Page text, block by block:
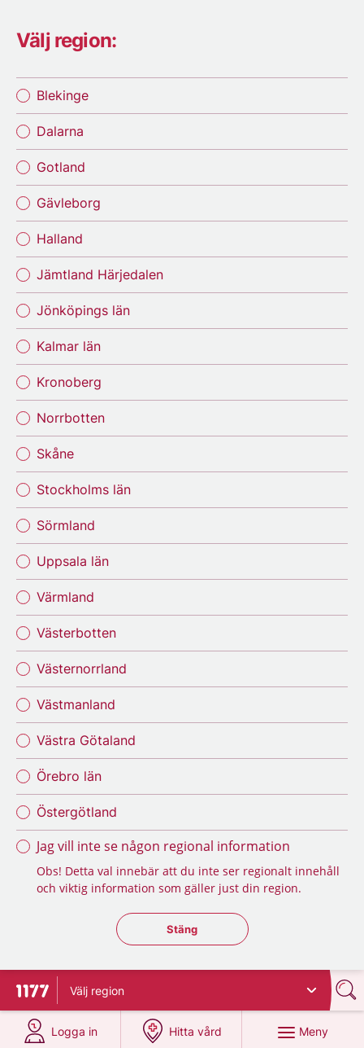
Välj region:
Blekinge
Dalarna
Gotland
Gävleborg
Halland
Jämtland Härjedalen
Jönköpings län
Kalmar län
Kronoberg
Norrbotten
Skåne
Stockholms län
Sörmland
Uppsala län
Värmland
Västerbotten
Västernorrland
Västmanland
Västra Götaland
Örebro län
Östergötland
Jag vill inte se någon regional information
Obs! Detta val innebär att du inte ser regionalt innehåll
och viktig information som gäller just din region.
Stäng regionsväljaren
Stäng
Till startsidan för 1177
Välj region
Logga in
på 1177.se
Hitta vård
på 1177.se
Meny